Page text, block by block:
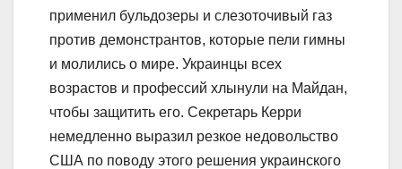
применил бульдозеры и слезоточивый газ
против демонстрантов, которые пели гимны
и молились о мире. Украинцы всех
возрастов и профессий хлынули на Майдан,
чтобы защитить его. Секретарь Керри
немедленно выразил резкое недовольство
США по поводу этого решения украинского